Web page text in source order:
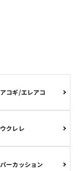
アコギ/エレアコ
ウクレレ
パーカッション